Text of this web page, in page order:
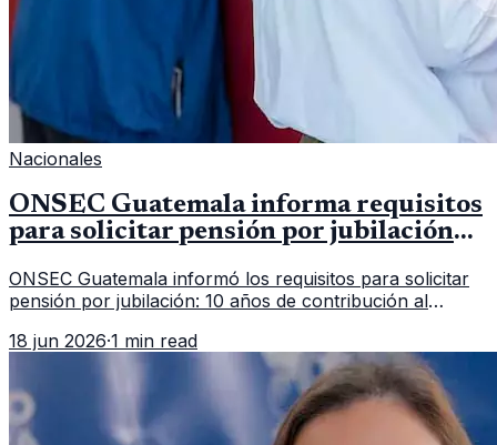
Nacionales
ONSEC Guatemala informa requisitos
para solicitar pensión por jubilación
ONSEC Guatemala informó los requisitos para solicitar
pensión por jubilación: 10 años de contribución al
importar edad.
18 jun 2026·1 min read